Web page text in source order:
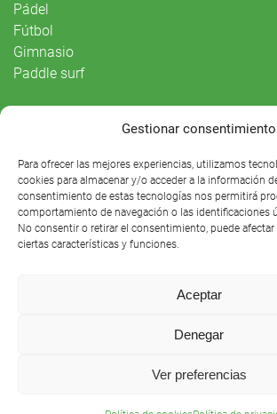
Gestionar consentimiento
Para ofrecer las mejores experiencias, utilizamos
cookies para almacenar y/o acceder a la información
consentimiento de estas tecnologías nos permitirá
comportamiento de navegación o las identificaciones
No consentir o retirar el consentimiento, puede
ciertas características y funciones.
Aceptar
Denegar
Ver preferencias
Pádel
Fútbol
Gimnasio
Paddle surf
Agenda
Club Náutico Sevilla © 2021 |Aviso